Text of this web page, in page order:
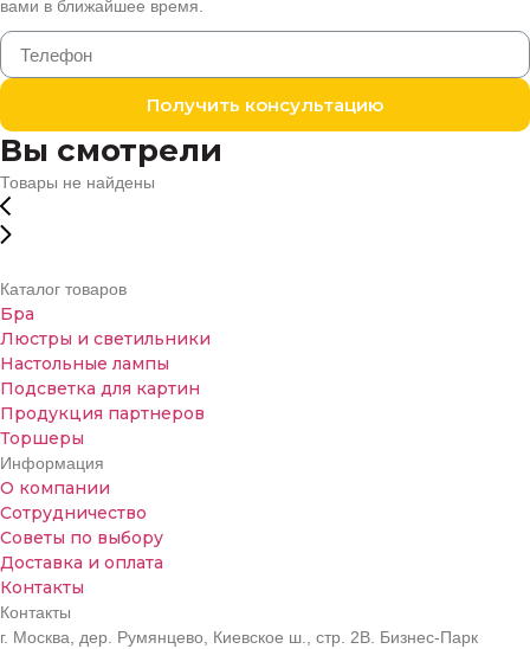
вами в ближайшее время.
Получить консультацию
Вы смотрели
Товары не найдены
Каталог товаров
Бра
Люстры и светильники
Настольные лампы
Подсветка для картин
Продукция партнеров
Торшеры
Информация
О компании
Сотрудничество
Советы по выбору
Доставка и оплата
Контакты
Контакты
г. Москва, дер. Румянцево, Киевское ш., стр. 2В. Бизнес-Парк